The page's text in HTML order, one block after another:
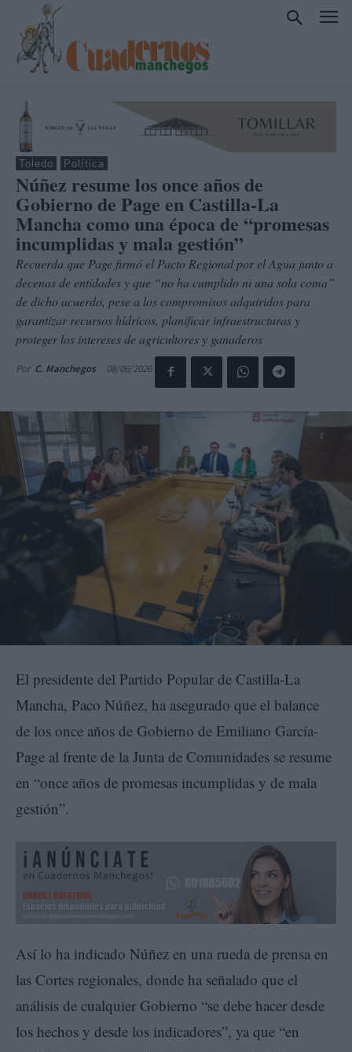
Toledo Política
Núñez resume los once años de
Gobierno de Page en Castilla-La
Mancha como una época de “promesas
incumplidas y mala gestión”
Recuerda que Page firmó el Pacto Regional por el Agua junto a
decenas de entidades y que “no ha cumplido ni una sola coma”
de dicho acuerdo, pese a los compromisos adquiridos para
garantizar recursos hídricos, planificar infraestructuras y
proteger los intereses de agricultores y ganaderos
Por C. Manchegos 08/06/2026
El presidente del Partido Popular de Castilla-La
Mancha, Paco Núñez, ha asegurado que el balance
de los once años de Gobierno de Emiliano García-
Page al frente de la Junta de Comunidades se resume
en “once años de promesas incumplidas y de mala
gestión”.
Así lo ha indicado Núñez en una rueda de prensa en
las Cortes regionales, donde ha señalado que el
análisis de cualquier Gobierno “se debe hacer desde
los hechos y desde los indicadores”, ya que “en